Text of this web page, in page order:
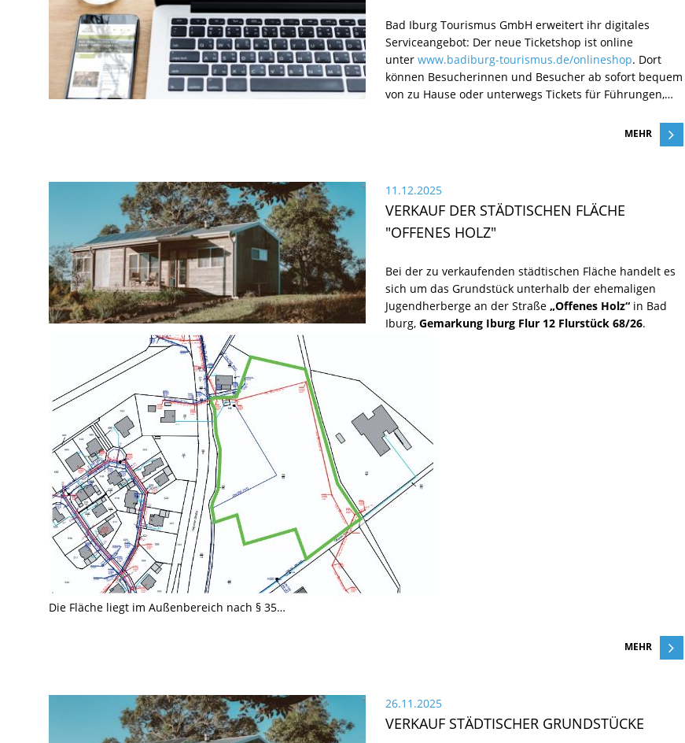
Bad Iburg Tourismus GmbH erweitert ihr digitales
Serviceangebot: Der neue Ticketshop ist online
unterwww.badiburg-tourismus.de/onlineshop. Dort
können Besucherinnen und Besucher ab sofort bequem
von zu Hause oder unterwegs Tickets für Führungen,…
MEHR
11.12.2025
VERKAUF DER STÄDTISCHEN FLÄCHE
"OFFENES HOLZ"
Bei der zu verkaufenden städtischen Fläche handelt es
sich um das Grundstück unterhalb der ehemaligen
Jugendherberge an der Straße „Offenes Holz“ in Bad
Iburg,Gemarkung Iburg Flur 12 Flurstück 68/26.
Die Fläche liegt im Außenbereich nach § 35…
MEHR
26.11.2025
VERKAUF STÄDTISCHER GRUNDSTÜCKE